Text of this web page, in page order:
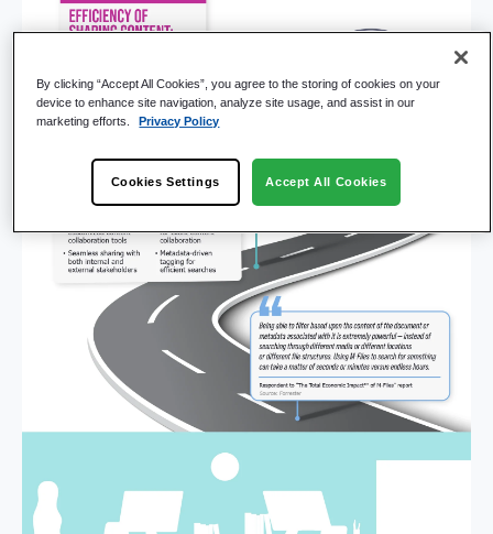
By clicking “Accept All Cookies”, you agree to the storing of cookies on your
device to enhance site navigation, analyze site usage, and assist in our
marketing efforts.
Privacy Policy
Cookies Settings Accept All Cookies